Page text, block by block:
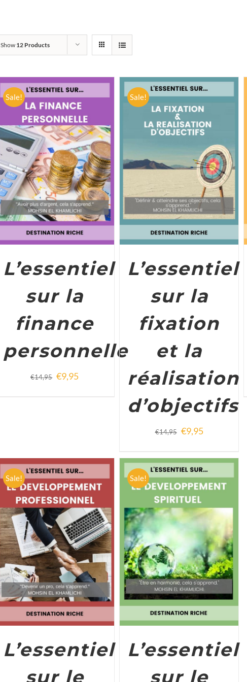
Show 12 Products
Sale!
ADD TO CART / DETAILS
L’essentiel
sur la
finance
personnelle
€14,95 €9,95
Sale!
ADD TO CART DETAILS
L’essentiel
sur la
fixation
et la
réalisation
d’objectifs
€14,95 €9,95
Sale!
ADD TO CART / DETAILS
L’essentiel
sur le
Sale!
ADD TO CART DETAILS
L’essentiel
sur le